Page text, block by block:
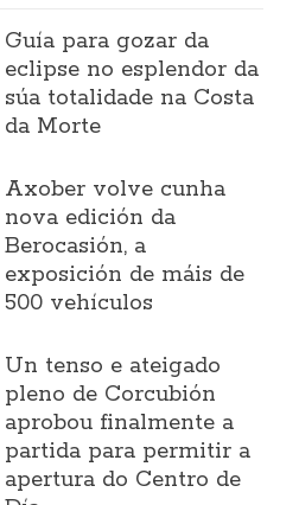
Guía para gozar da
eclipse no esplendor da
súa totalidade na Costa
da Morte
Axober volve cunha
nova edición da
Berocasión, a
exposición de máis de
500 vehículos
Un tenso e ateigado
pleno de Corcubión
aprobou finalmente a
partida para permitir a
apertura do Centro de